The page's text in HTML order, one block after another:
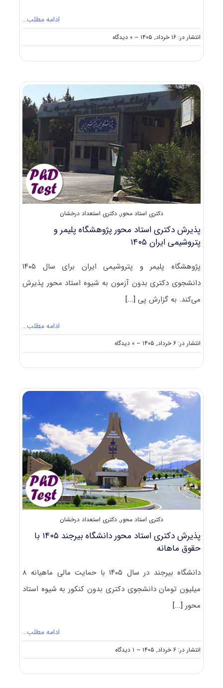
ادامه مطلب…
انتشار در: ۱۶ خرداد, ۱۴۰۵ -- ۰ دیدگاه
on
پذیرش
دانشگاه
بهشتی
۱۴۰۵
دکتری استاد محور, دکتری استعداد درخشان
پذیرش دکتری استاد محور پژوهشگاه پلیمر و
پتروشیمی ایران ۱۴۰۵
پژوهشگاه پلیمر و پتروشیمی ایران برای سال ۱۴۰۵
دانشجوی دکتری بدون آزمون به شیوه استاد محور پذیرش
می‌کند. به گزارش پی[...]
ادامه مطلب…
انتشار در: ۶ خرداد, ۱۴۰۵ -- ۰ دیدگاه
on
پذیرش
پژوهشگاه
پلیمر
پتروشیمی
ایران
۱۴۰۵
دکتری استاد محور, دکتری استعداد درخشان
پذیرش دکتری استاد محور دانشگاه بیرجند ۱۴۰۵ با
حقوق ماهانه
دانشگاه بیرجند در سال ۱۴۰۵ با حمایت مالی ماهیانه ۸
میلیون تومان دانشجوی دکتری بدون کنکور به شیوه استاد
محور[...]
ادامه مطلب…
انتشار در: ۶ خرداد, ۱۴۰۵ -- ۱ دیدگاه
on
پذیرش